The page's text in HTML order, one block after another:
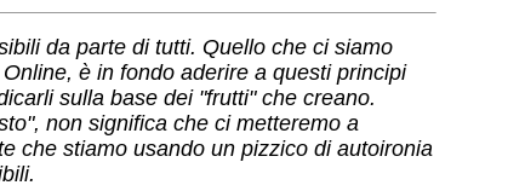
da parte di tutti. Quello che ci siamo
è in fondo aderire a questi principi
sulla base dei "frutti" che creano.
non significa che ci metteremo a
che stiamo usando un pizzico di autoironia